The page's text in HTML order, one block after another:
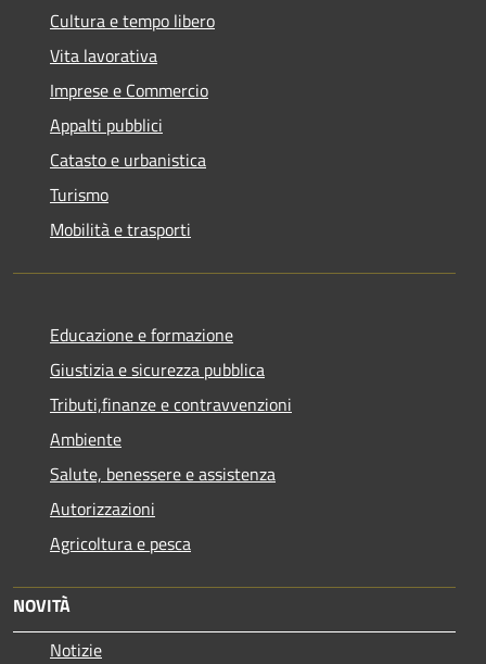
Cultura e tempo libero
Vita lavorativa
Imprese e Commercio
Appalti pubblici
Catasto e urbanistica
Turismo
Mobilità e trasporti
Educazione e formazione
Giustizia e sicurezza pubblica
Tributi,finanze e contravvenzioni
Ambiente
Salute, benessere e assistenza
Autorizzazioni
Agricoltura e pesca
NOVITÀ
Notizie